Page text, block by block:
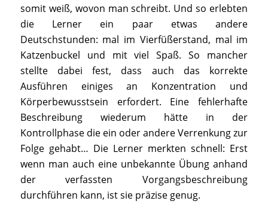
somit weiß, wovon man schreibt. Und so erlebten
die Lerner ein paar etwas andere
Deutschstunden: mal im Vierfüßerstand, mal im
Katzenbuckel und mit viel Spaß. So mancher
stellte dabei fest, dass auch das korrekte
Ausführen einiges an Konzentration und
Körperbewusstsein erfordert. Eine fehlerhafte
Beschreibung wiederum hätte in der
Kontrollphase die ein oder andere Verrenkung zur
Folge gehabt… Die Lerner merkten schnell: Erst
wenn man auch eine unbekannte Übung anhand
der verfassten Vorgangsbeschreibung
durchführen kann, ist sie präzise genug.